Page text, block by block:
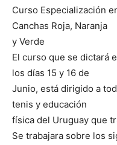
Curso Especialización
Canchas Roja, Naranja
y Verde
El curso que se dictará
los días 15 y 16 de
Junio, está dirigido a
tenis y educación
física del Uruguay que
Se trabajara sobre los